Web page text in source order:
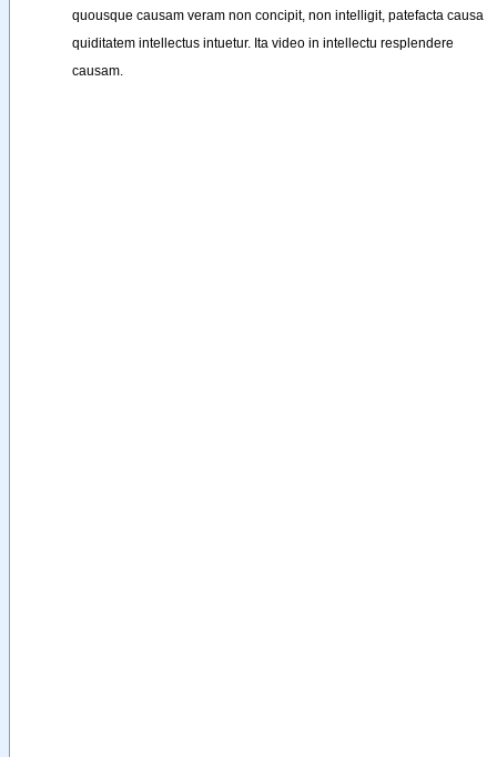
quousque causam veram non concipit, non intelligit, patefacta causa
quiditatem intellectus intuetur. Ita video in intellectu resplendere
causam.